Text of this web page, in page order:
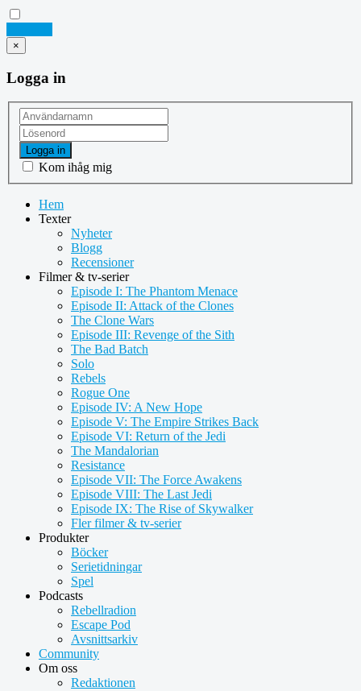
×
Logga in
Logga in
Kom ihåg mig
Hem
Texter
Nyheter
Blogg
Recensioner
Filmer & tv-serier
Episode I: The Phantom Menace
Episode II: Attack of the Clones
The Clone Wars
Episode III: Revenge of the Sith
The Bad Batch
Solo
Rebels
Rogue One
Episode IV: A New Hope
Episode V: The Empire Strikes Back
Episode VI: Return of the Jedi
The Mandalorian
Resistance
Episode VII: The Force Awakens
Episode VIII: The Last Jedi
Episode IX: The Rise of Skywalker
Fler filmer & tv-serier
Produkter
Böcker
Serietidningar
Spel
Podcasts
Rebellradion
Escape Pod
Avsnittsarkiv
Community
Om oss
Redaktionen